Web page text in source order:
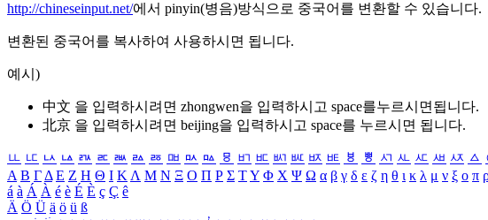
http://chineseinput.net/에서 pinyin(병음)방식으로 중국어를 변환할 수 있습니다.
변환된 중국어를 복사하여 사용하시면 됩니다.
예시)
中文 을 입력하시려면 zhongwen을 입력하시고 space를누르시면됩니다.
北京 을 입력하시려면 beijing을 입력하시고 space를 누르시면 됩니다.
ㅥ ㅦ ㅧ ㅨ ㅩ ㅪ ㅫ ㅬ ㅭ ㅮ ㅯ ㅰ ㅱ ㅲ ㅳ ㅴ ㅵ ㅶ ㅷ ㅸ ㅹ ㅺ ㅻ ㅼ ㅽ ㅾ ㅿ
Α Β ΓΔ Ε Ζ Η Θ Ι ΚΛ Μ Ν Ξ Ο Π Ρ Σ ΤΥ Φ Χ Ψ Ω α β γ δ ε ζ η θ ι κ λ μ ν ξ ο π
á à Á À é è É È ç Ç ê
Ä Ö Ü ä ö ü ß